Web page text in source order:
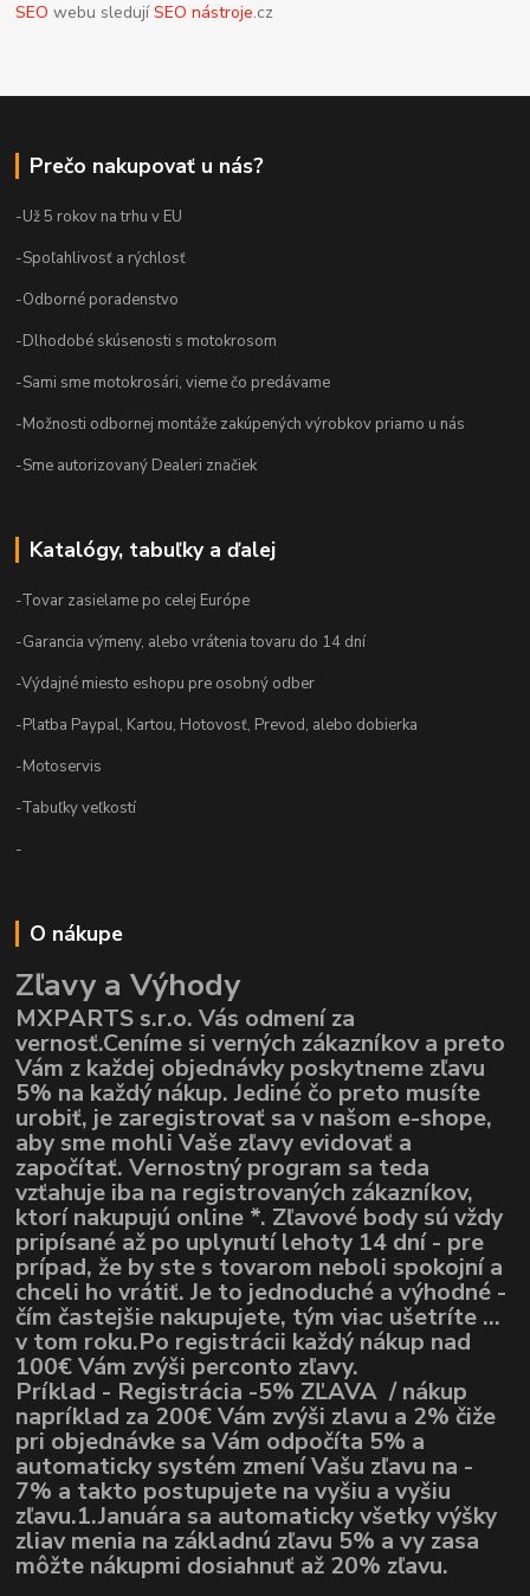
SEO webu sledujíSEO nástroje.cz
Prečo nakupovať u nás?
-Už 5 rokov na trhu v EU
-Spoľahlivosť a rýchlosť
-Odborné poradenstvo
-Dlhodobé skúsenosti s motokrosom
-Sami sme motokrosári, vieme čo predávame
-Možnosti odbornej montáže zakúpených výrobkov priamo u nás
-Sme autorizovaný Dealeri značiek
Katalógy, tabuľky a ďalej
-Tovar zasielame po celej Európe
-Garancia výmeny, alebo vrátenia tovaru do 14 dní
-Výdajné miesto eshopu pre osobný odber
-Platba Paypal, Kartou, Hotovosť, Prevod, alebo dobierka
-Motoservis
-Tabuľky veľkostí
-
O nákupe
Zľavy a Výhody
MXPARTS s.r.o. Vás odmení za
vernosť.Ceníme si verných zákazníkov a preto
Vám z každej objednávky poskytneme zľavu
5% na každý nákup. Jediné čo preto musíte
urobiť, je zaregistrovať sa v našom e-shope,
aby sme mohli Vaše zľavy evidovať a
započítať. Vernostný program sa teda
vzťahuje iba na registrovaných zákazníkov,
ktorí nakupujú online *. Zľavové body sú vždy
pripísané až po uplynutí lehoty 14 dní - pre
prípad, že by ste s tovarom neboli spokojní a
chceli ho vrátiť. Je to jednoduché a výhodné -
čím častejšie nakupujete, tým viac ušetríte ...
v tom roku.Po registrácii každý nákup nad
100€ Vám zvýši perconto zľavy.
Príklad - Registrácia -5% ZĽAVA / nákup
napríklad za 200€ Vám zvýši zlavu a 2% čiže
pri objednávke sa Vám odpočíta 5% a
automaticky systém zmení Vašu zľavu na -
7% a takto postupujete na vyšiu a vyšiu
zľavu.1.Januára sa automaticky všetky výšky
zliav menia na základnú zľavu 5% a vy zasa
môžte nákupmi dosiahnuť až 20% zľavu.